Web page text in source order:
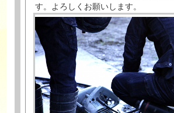
す。よろしくお願いします。